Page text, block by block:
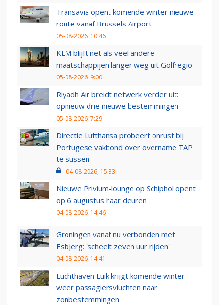
Transavia opent komende winter nieuwe
route vanaf Brussels Airport
05-08-2026, 10:46
KLM blijft net als veel andere
maatschappijen langer weg uit Golfregio
05-08-2026, 9:00
Riyadh Air breidt netwerk verder uit:
opnieuw drie nieuwe bestemmingen
05-08-2026, 7:29
Directie Lufthansa probeert onrust bij
Portugese vakbond over overname TAP
te sussen
04-08-2026, 15:33
Nieuwe Privium-lounge op Schiphol opent
op 6 augustus haar deuren
04-08-2026, 14:46
Groningen vanaf nu verbonden met
Esbjerg: 'scheelt zeven uur rijden'
04-08-2026, 14:41
Luchthaven Luik krijgt komende winter
weer passagiersvluchten naar
zonbestemmingen